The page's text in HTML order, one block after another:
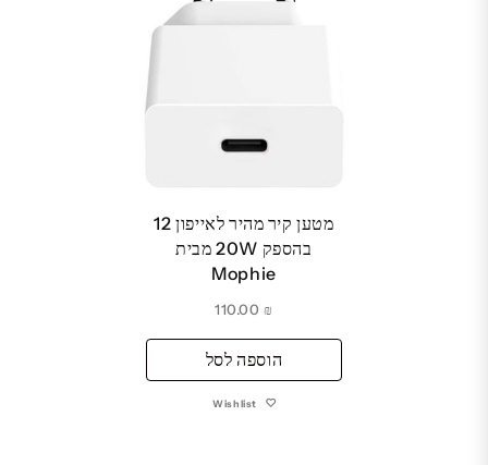
מטען קיר מהיר לאייפון 12
בהספק 20W מבית
Mophie
₪
הוספה לסל
Wishlist